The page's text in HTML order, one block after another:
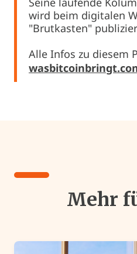
wird beim digitalen
"Brutkasten"
Alle Infos zu diesem
Mehr